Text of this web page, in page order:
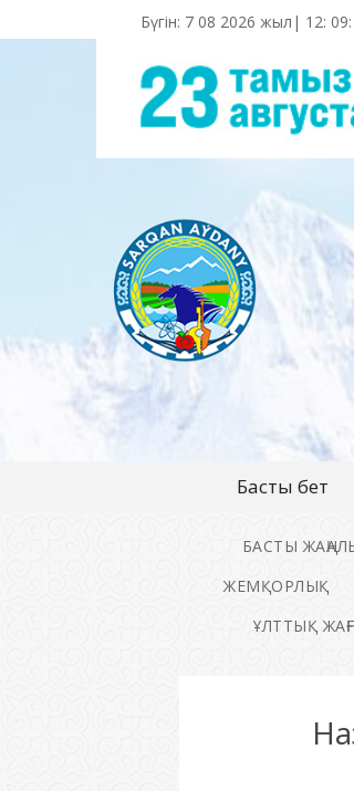
Бүгін: 7 08 2026 жыл| 12: 09:
Басты бет
БАСТЫ
ЖЕМҚОРЛЫҚ
ҰЛТТЫҚ